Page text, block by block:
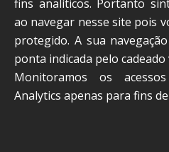
fins analíticos. Portanto
ao navegar nesse site pois
protegido. A sua
ponta indicada pelo cadeado
Monitoramos os
Analytics apenas para fins